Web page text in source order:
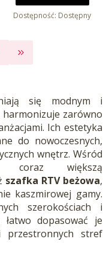
Dostępność: Dostępny
PRZEJDŹ DO
się modnym i
zarówno
Ich estetyka
do nowoczesnych,
wnętrz. Wśród
coraz większą
szafka RTV beżowa,
kaszmirowej gamy.
szerokościach i
łatwo dopasować je
stref